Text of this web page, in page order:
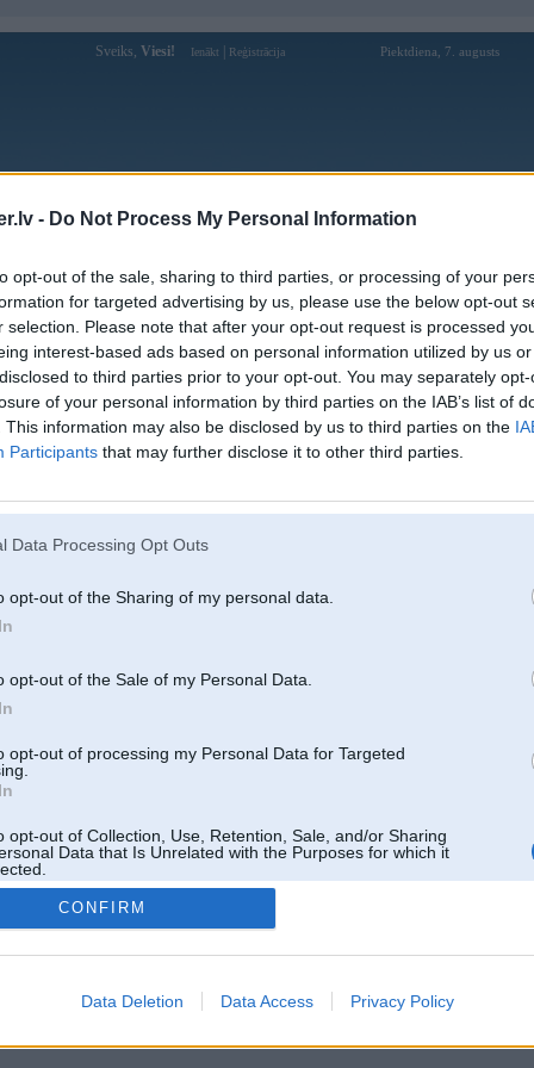
- Do Not Process My Personal Information
opt-out of the sale, sharing to third parties, or processing of your
for targeted advertising by us, please use the below opt-out
selection. Please note that after your opt-out request is processed
interest-based ads based on personal information utilized by us
to third parties prior to your opt-out. You may separately
of your personal information by third parties on the IAB’s list of
This information may also be disclosed by us to third parties on the
Participants that may further disclose it to other third parties.
Data Processing Opt Outs
opt-out of the Sharing of my personal data.
opt-out of the Sale of my Personal Data.
opt-out of processing my Personal Data for Targeted
opt-out of Collection, Use, Retention, Sale, and/or Sharing
Data that Is Unrelated with the Purposes for which it
CONFIRM
Data Deletion Data Access Privacy Policy
Sveiks, Viesi! Ienākt Reģistrācija Piektdiena, 7. augusts
Forums Galerijas Reģistrācija Lietotāji
Lietotāja pelu_junkurs profils
Pēdējo reizi manīts: 05. Aug 2026, 22:10
Lietotājvārds:
pelu_junkurs
Pilsēta:
Rīga
Braucu ar:
Nodarbošanās:
Viss ventilācijai
Ziņojumi forumā:
2447
un nav saistīts ar